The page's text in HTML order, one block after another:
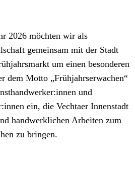
2026 möchten wir als
gemeinsam mit der Stadt
um einen besonderen
dem Motto „Frühjahrserwachen“
und
ein, die Vechtaer Innenstadt
handwerklichen Arbeiten zum
zu bringen.